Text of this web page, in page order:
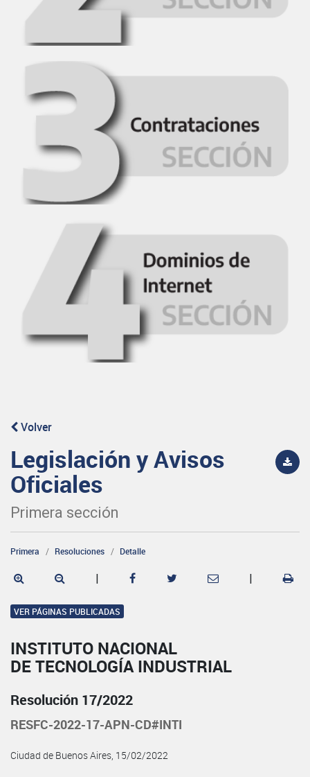
Volver
Legislación y Avisos
Oficiales
Primera sección
Primera Resoluciones Detalle
| |
VER PÁGINAS PUBLICADAS
INSTITUTO NACIONAL
DE TECNOLOGÍA INDUSTRIAL
Resolución 17/2022
RESFC-2022-17-APN-CD#INTI
Ciudad de Buenos Aires, 15/02/2022